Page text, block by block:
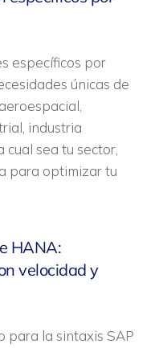
específicos por
únicas de
industria
cual sea tu sector,
para optimizar tu
HANA:
velocidad y
para la sintaxis SAP